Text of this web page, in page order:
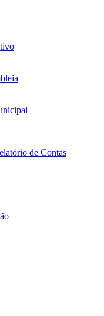
de Contas